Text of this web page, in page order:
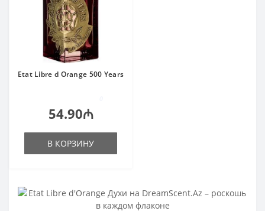
Etat Libre d Orange 500 Years
54.90₼
В КОРЗИНУ